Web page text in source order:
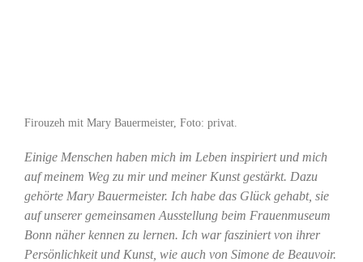
Firouzeh mit Mary Bauermeister, Foto: privat.
Einige Menschen haben mich im Leben inspiriert und mich
auf meinem Weg zu mir und meiner Kunst gestärkt. Dazu
gehörte Mary Bauermeister. Ich habe das Glück gehabt, sie
auf unserer gemeinsamen Ausstellung beim Frauenmuseum
Bonn näher kennen zu lernen. Ich war fasziniert von ihrer
Persönlichkeit und Kunst, wie auch von Simone de Beauvoir.